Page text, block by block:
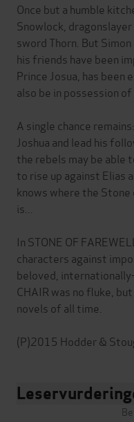
Once but a humble
Snowlock,
sword Thorn. But
his friends have been
Prince Josua, has been
also be in possession of
A single chance
Joshua and lead his
the rebels may be able
to rise up against Elias
knows where the Stone
is...
In STONE OF
characters against
beloved,
CHAIR was no fluke,
novels of all time.